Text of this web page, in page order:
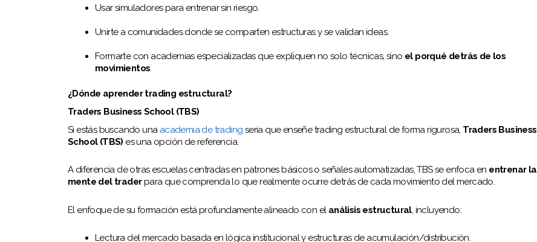
Usar simuladores para entrenar sin riesgo.
Unirte a comunidades donde se comparten estructuras y se validan ideas.
Formarte con academias especializadas que expliquen no solo técnicas, sino el porqué detrás de los
movimientos.
¿Dónde aprender trading estructural?
Traders Business School (TBS)
Si estás buscando una academia de trading seria que enseñe trading estructural de forma rigurosa, Traders Business
School (TBS) es una opción de referencia.
A diferencia de otras escuelas centradas en patrones básicos o señales automatizadas, TBS se enfoca en entrenar la
mente del traderpara que comprenda lo que realmente ocurre detrás de cada movimiento del mercado.
El enfoque de su formación está profundamente alineado con el análisis estructural, incluyendo:
Lectura del mercado basada en lógica institucional y estructuras de acumulación/distribución.